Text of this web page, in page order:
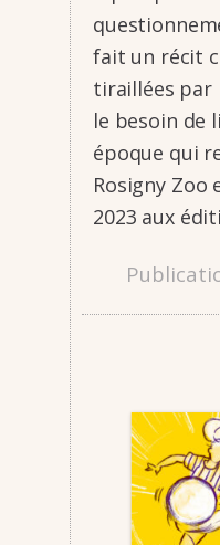
fait un récit
tiraillées par
le besoin de
époque qui
Rosi­gny
2023 aux